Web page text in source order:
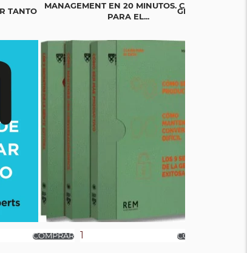
TANTO
MANAGEMENT EN 20 MINUTOS. CLAVES
PARA EL...
GER GESTIÓN